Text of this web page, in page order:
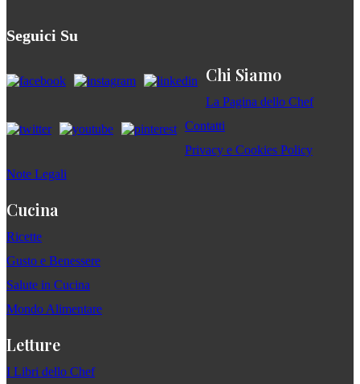
Seguici Su
Chi Siamo
La Pagina dello Chef
Contatti
Privacy e Cookies Policy
Note Legali
Cucina
Ricette
Gusto e Benessere
Salute in Cucina
Mondo Alimentare
Letture
I Libri dello Chef